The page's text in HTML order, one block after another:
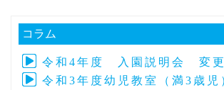
コラム
令和4年度 入園説明会 変更
令和3年度幼児教室（満3歳